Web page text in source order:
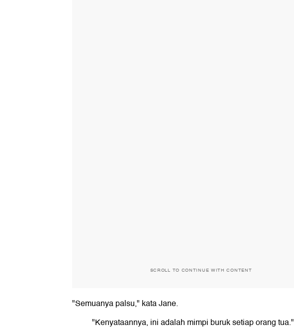
SCROLL TO CONTINUE WITH CONTENT
"Semuanya palsu," kata Jane.
"Kenyataannya, ini adalah mimpi buruk setiap orang tua."